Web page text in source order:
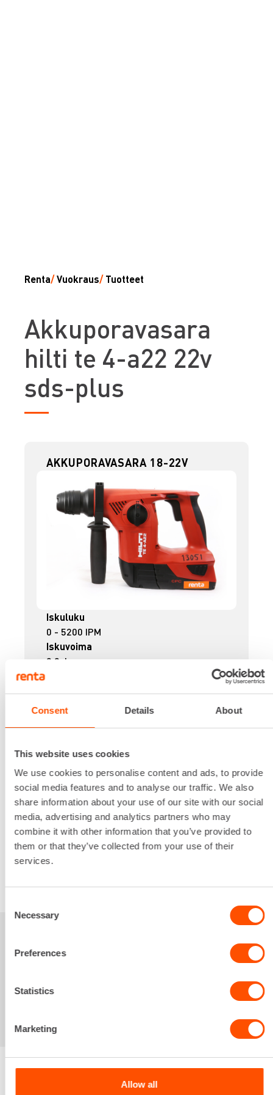
Consent Details About
This website uses cookies
We use cookies to personalise content and ads, to provide
social media features and to analyse our traffic. We also
share information about your use of our site with our social
media, advertising and analytics partners who may
combine it with other information that you’ve provided to
them or that they’ve collected from your use of their
services.
Selection
Necessary
Preferences
Statistics
Marketing
Allow all
Renta/Vuokraus/ Tuotteet
Akkuporavasara
hilti te 4-a22 22v
sds-plus
AKKUPORAVASARA 18-22V
Iskuluku
0 - 5200 IPM
Iskuvoima
2,0 J
21,6 V
Kiinnitys
HILTI TE DRS-4-A
Lataa lisää
Ensimmäinen pv 22,05 € / pv
Seuraavat pv ? 17,64 €/ pv
Kuukausi 285,55 €/ kk
Alv 0 %
Sinua saattaisi
kiinnostaa myös